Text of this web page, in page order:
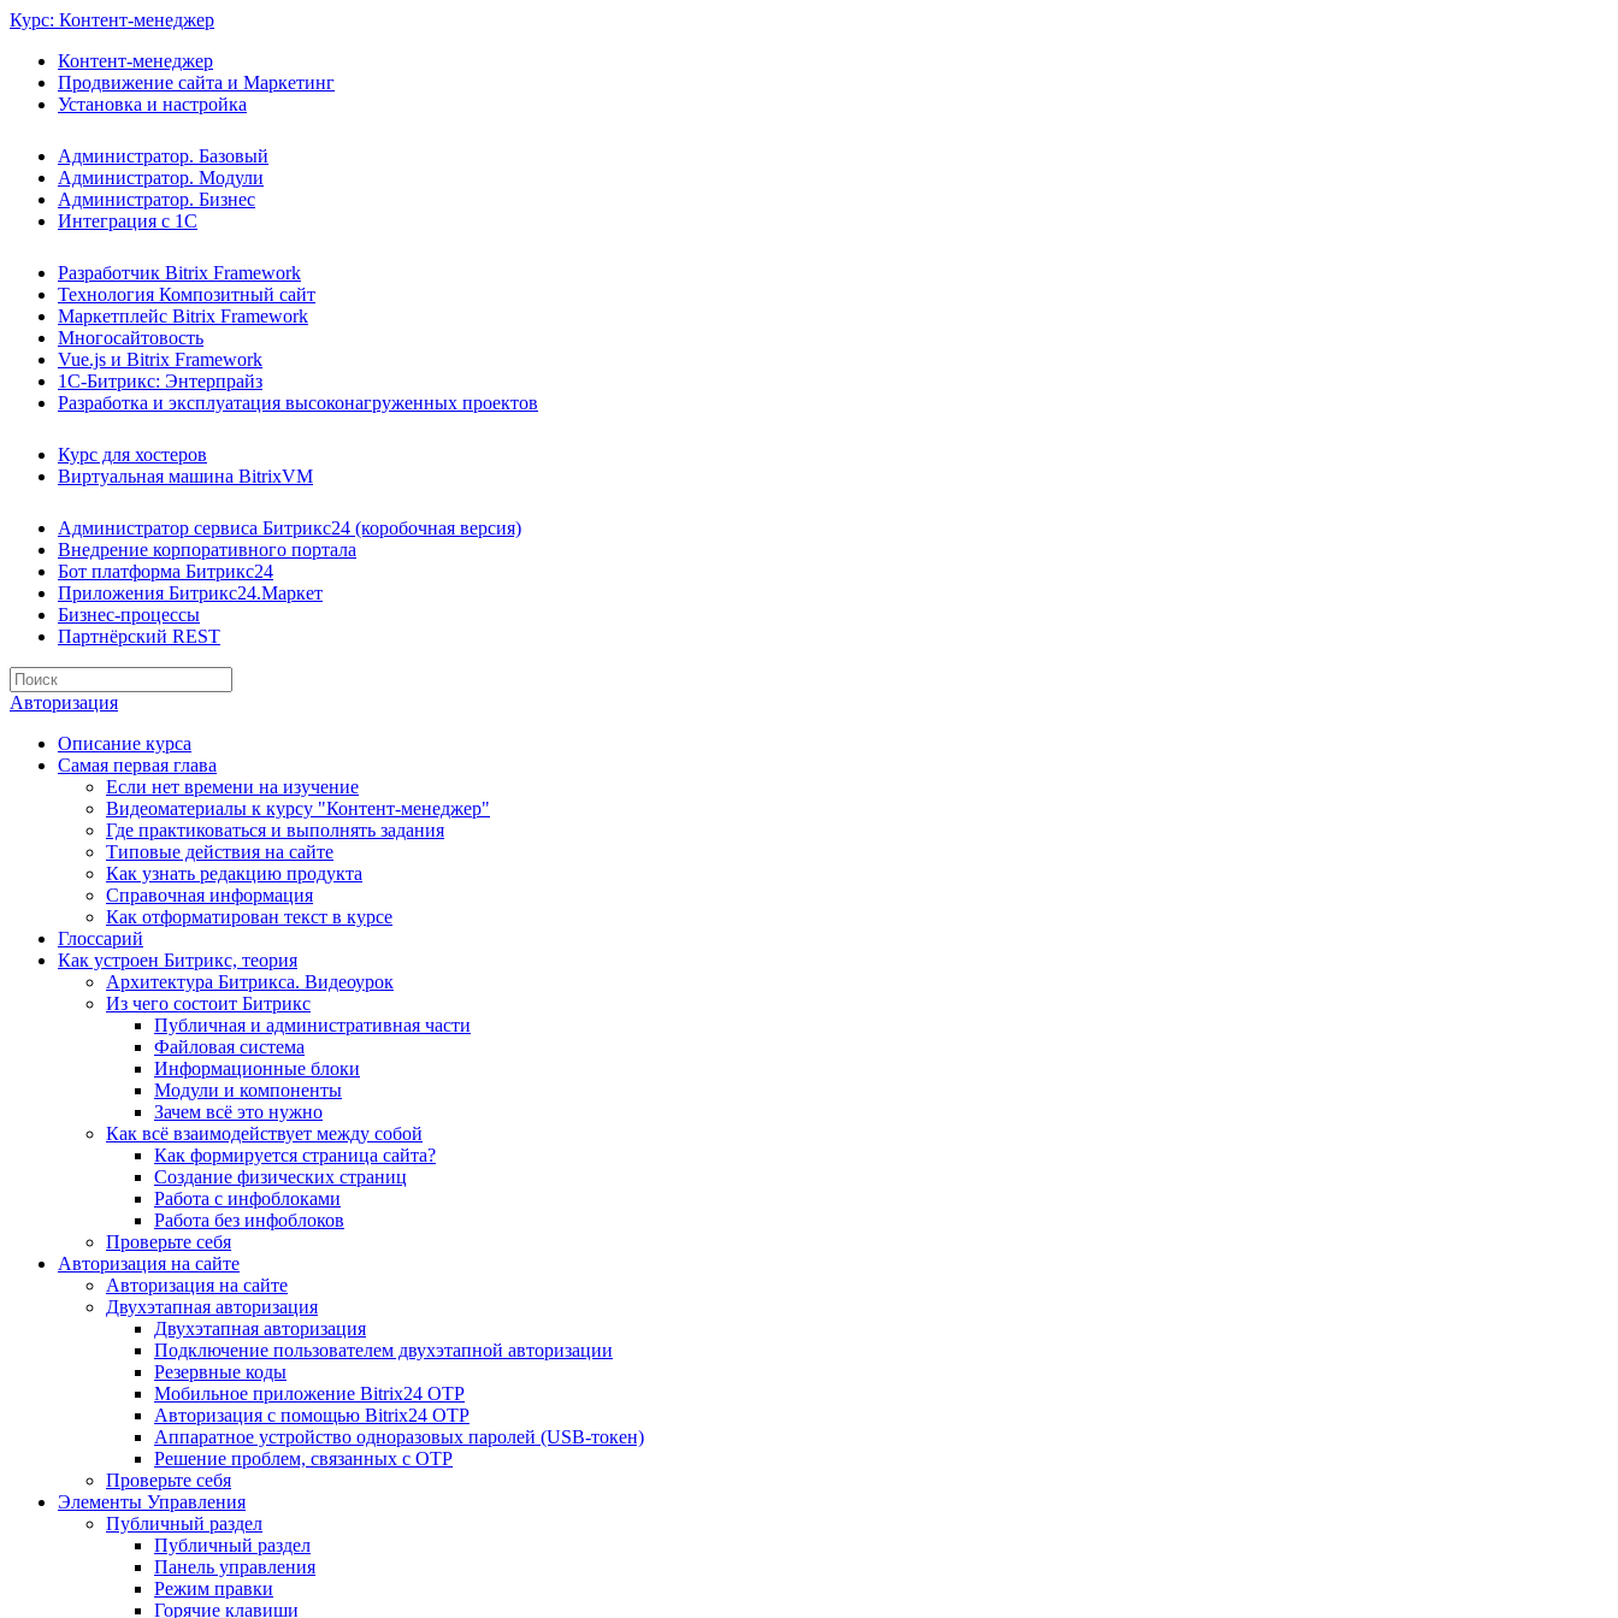
Курс: Контент-менеджер
Контент-менеджер
Продвижение сайта и Маркетинг
Установка и настройка
Администратор. Базовый
Администратор. Модули
Администратор. Бизнес
Интеграция с 1С
Разработчик Bitrix Framework
Технология Композитный сайт
Маркетплейс Bitrix Framework
Многосайтовость
Vue.js и Bitrix Framework
1С-Битрикс: Энтерпрайз
Разработка и эксплуатация высоконагруженных проектов
Курс для хостеров
Виртуальная машина BitrixVM
Администратор сервиса Битрикс24 (коробочная версия)
Внедрение корпоративного портала
Бот платформа Битрикс24
Приложения Битрикс24.Маркет
Бизнес-процессы
Партнёрский REST
Авторизация
Описание курса
Самая первая глава
Если нет времени на изучение
Видеоматериалы к курсу "Контент-менеджер"
Где практиковаться и выполнять задания
Типовые действия на сайте
Как узнать редакцию продукта
Справочная информация
Как отформатирован текст в курсе
Глоссарий
Как устроен Битрикс, теория
Архитектура Битрикса. Видеоурок
Из чего состоит Битрикс
Публичная и административная части
Файловая система
Информационные блоки
Модули и компоненты
Зачем всё это нужно
Как всё взаимодействует между собой
Как формируется страница сайта?
Создание физических страниц
Работа с инфоблоками
Работа без инфоблоков
Проверьте себя
Авторизация на сайте
Авторизация на сайте
Двухэтапная авторизация
Двухэтапная авторизация
Подключение пользователем двухэтапной авторизации
Резервные коды
Мобильное приложение Bitrix24 OTP
Авторизация с помощью Bitrix24 OTP
Аппаратное устройство одноразовых паролей (USB-токен)
Решение проблем, связанных с OTP
Проверьте себя
Элементы Управления
Публичный раздел
Публичный раздел
Панель управления
Режим правки
Горячие клавиши